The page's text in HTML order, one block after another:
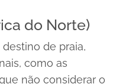
do Norte)
de praia,
como as
não considerar o